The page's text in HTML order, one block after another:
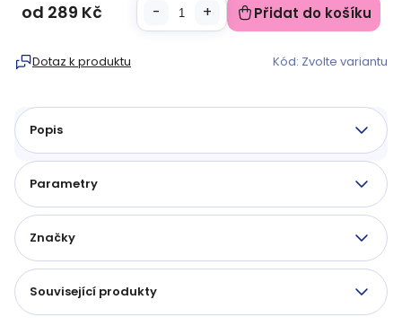
Dotaz k produktu Kód: Zvolte variantu
od 289 Kč Přidat do košíku
Popis
Parametry
Značky
Související produkty